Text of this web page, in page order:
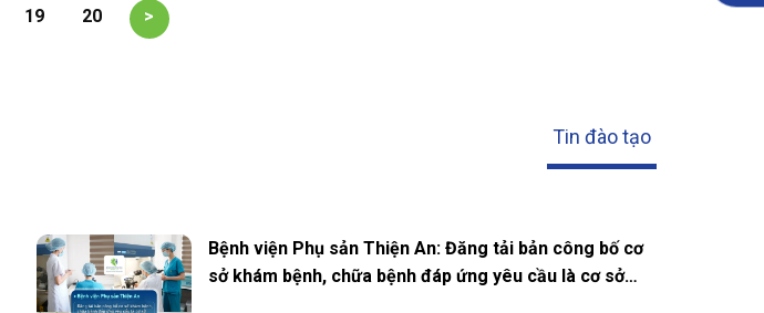
19 20 >
Tin đào tạo
Bệnh viện Phụ sản Thiện An: Đăng tải bản công bố cơ
sở khám bệnh, chữa bệnh đáp ứng yêu cầu là cơ sở